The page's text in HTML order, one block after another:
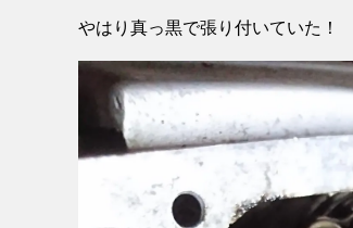
やはり真っ黒で張り付いていた！